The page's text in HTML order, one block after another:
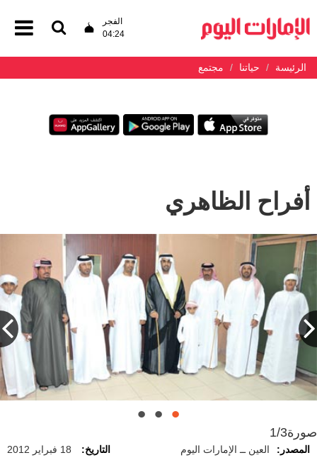
الفجر
04:24
الرئيسة حياتنا مجتمع
أفراح الظاهري
صورة1/3
المصدر: العين ــ الإمارات اليوم التاريخ: 18 فبراير 2012